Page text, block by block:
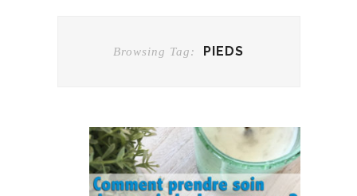
Browsing Tag: PIEDS